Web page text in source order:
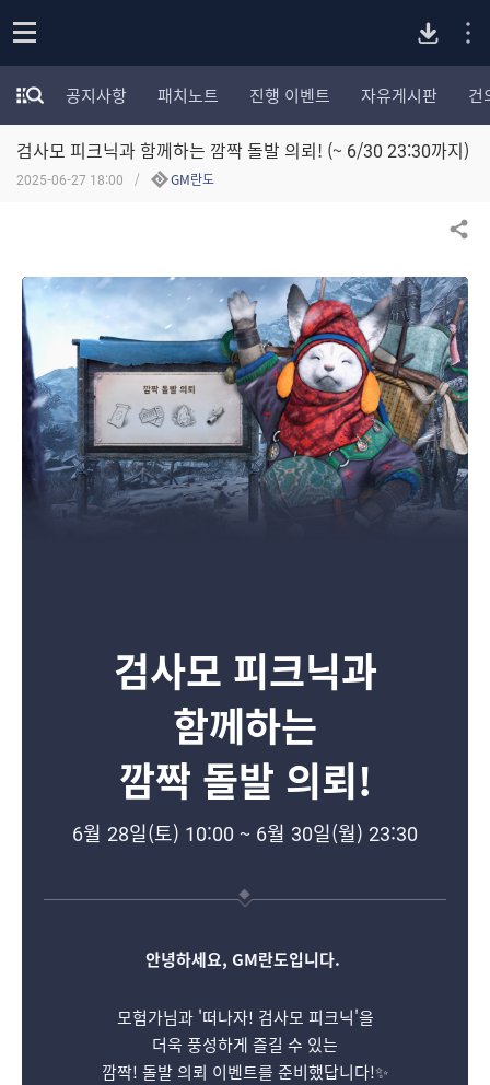
p
e
n
다
운
로
드
모
험
가
포
리
전
보
기
공지사항 패치노트 진행 이벤트 자유게시판 건
검사모 피크닉과 함께하는 깜짝 돌발 의뢰! (~ 6/30 23:30까지)
2025-06-27 18:00 GM란도
공유하기
검사모 피크닉과
함께하는
깜짝 돌발 의뢰!
6월 28일(토) 10:00 ~ 6월 30일(월) 23:30
안녕하세요, GM란도입니다.
모험가님과 '떠나자! 검사모 피크닉'을
더욱 풍성하게 즐길 수 있는
깜짝! 돌발 의뢰 이벤트를 준비했답니다!✨